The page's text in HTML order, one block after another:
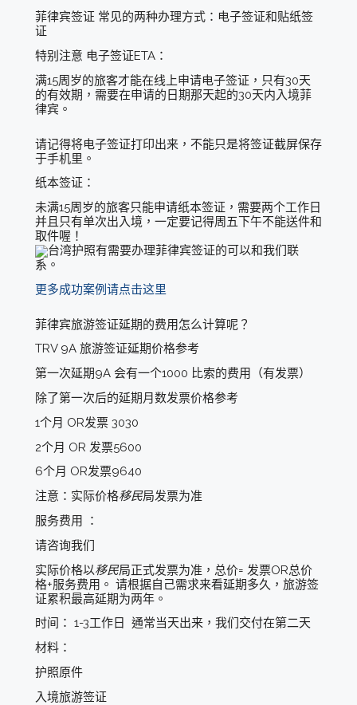
菲律宾签证 常见的两种办理方式：电子签证和贴纸签
证
特别注意 电子签证ETA：
满15周岁的旅客才能在线上申请电子签证，只有30天
的有效期，需要在申请的日期那天起的30天内入境菲
律宾。
请记得将电子签证打印出来，不能只是将签证截屏保存
于手机里。
纸本签证：
未满15周岁的旅客只能申请纸本签证，需要两个工作日
并且只有单次出入境，一定要记得周五下午不能送件和
取件喔！
台湾护照有需要办理菲律宾签证的可以和我们联
系。
更多成功案例请点击这里
菲律宾旅游签证延期的费用怎么计算呢？
TRV 9A 旅游签证延期价格参考
第一次延期9A 会有一个1000 比索的费用（有发票）
除了第一次后的延期月数发票价格参考
1个月 OR发票 3030
2个月 OR 发票5600
6个月 OR发票9640
注意：实际价格移民局发票为准
服务费用 ：
请咨询我们
实际价格以移民局正式发票为准，总价= 发票OR总价
格+服务费用。 请根据自己需求来看延期多久，旅游签
证累积最高延期为两年。
时间： 1-3工作日 通常当天出来，我们交付在第二天
材料：
护照原件
入境旅游签证